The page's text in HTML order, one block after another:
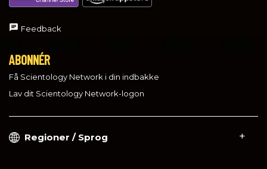
Feedback
ABONNÉR
Få Scientology Network i din indbakke
Lav dit Scientology Network-logon
Regioner / Sprog